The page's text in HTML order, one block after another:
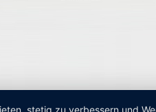
stetig zu verbessern und